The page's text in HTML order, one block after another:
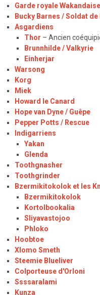
Garde royale Wakandaise
Bucky Barnes / Soldat de
Asgardiens
Thor – Ancien
Brunnhilde / Valkyrie
Einherjar
Warsong
Korg
Miek
Howard le Canard
Hope van Dyne / Guêpe
Pepper Potts / Rescue
Indigarriens
Yakan
Glenda
Toothgnasher
Toothgrinder
Bzermikitokolok et les
Bzermikitokolok
Kortolbookalia
Sliyavastojoo
Phloko
Hoobtoe
Xlomo Smeth
Steemie Blueliver
Colporteuse d'Orloni
Ssssaralami
Kunza